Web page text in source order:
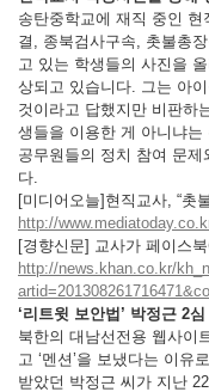
송탄중학교에 재직 중인 현
결, 종북검사구속, 촛불총
고 있는 학생들의 사진을
상되고 있습니다. 그는 아
것이라고 답했지만 비판하
생들을 이용한 게 아니냐
공무원들의 정치 참여 문
다.
[미디어오늘]현직교사, “촛
http://
[경향신문] 교사가 페이스북
http://news.khan.co.kr/
‘리트윗 보안법’ 박정근 2
북한의 대남선전용 웹사이
고 ‘멘션’을 보냈다는 이유
받았던 박정근 씨가 지난